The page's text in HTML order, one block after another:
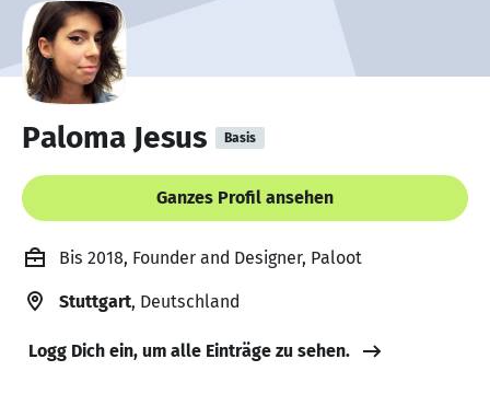
Paloma Jesus Basis
Ganzes Profil ansehen
Bis 2018, Founder and Designer, Paloot
Stuttgart, Deutschland
Logg Dich ein, um alle Einträge zu sehen.